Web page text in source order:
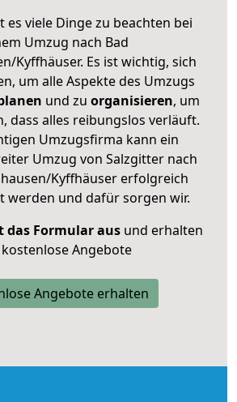
es viele Dinge zu beachten bei
Umzug nach Bad
Kyffhäuser. Es ist wichtig, sich
um alle Aspekte des Umzugs
und zu organisieren, um
dass alles reibungslos verläuft.
Umzugsfirma kann ein
Umzug von Salzgitter nach
Kyffhäuser erfolgreich
werden und dafür sorgen wir.
das Formular ausund erhalten
kostenlose Angebote
Angebote erhalten